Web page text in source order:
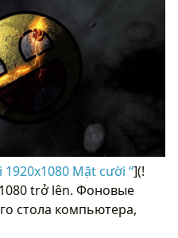
Mặt cười “](!
trở lên. Фоновые
стола компьютера,